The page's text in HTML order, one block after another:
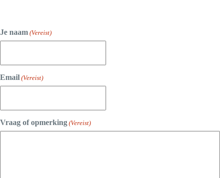
Je naam (Vereist)
Email (Vereist)
Vraag of opmerking (Vereist)